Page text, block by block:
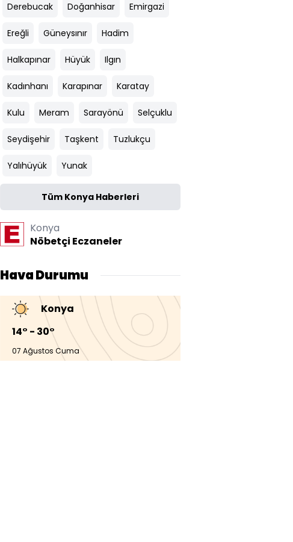
Derebucak Doğanhisar Emirgazi
Ereğli Güneysınır Hadim
Halkapınar Hüyük Ilgın
Kadınhanı Karapınar Karatay
Kulu Meram Sarayönü Selçuklu
Seydişehir Taşkent Tuzlukçu
Yalıhüyük Yunak
Tüm Konya Haberleri
Konya
Nöbetçi Eczaneler
Hava Durumu
Konya
14° - 30°
07 Ağustos Cuma